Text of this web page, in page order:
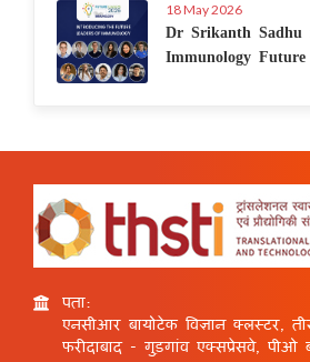
18 May 2026
Dr Srikanth
Immunology
पता:
एनसीआर बायोटेक विज्ञान क्लस्टर,
फरीदाबाद - गुड़गांव एक्सप्रेसवे,